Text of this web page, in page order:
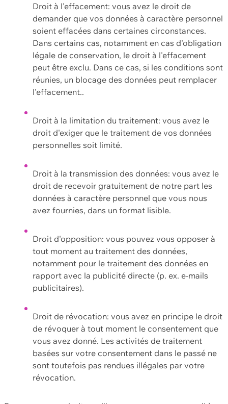
Droit à l'effacement: vous avez le droit de
demander que vos données à caractère personnel
soient effacées dans certaines circonstances.
Dans certains cas, notamment en cas d'obligation
légale de conservation, le droit à l'effacement
peut être exclu. Dans ce cas, si les conditions sont
réunies, un blocage des données peut remplacer
l'effacement..
Droit à la limitation du traitement: vous avez le
droit d'exiger que le traitement de vos données
personnelles soit limité.
Droit à la transmission des données: vous avez le
droit de recevoir gratuitement de notre part les
données à caractère personnel que vous nous
avez fournies, dans un format lisible.
Droit d'opposition: vous pouvez vous opposer à
tout moment au traitement des données,
notamment pour le traitement des données en
rapport avec la publicité directe (p. ex. e-mails
publicitaires).
Droit de révocation: vous avez en principe le droit
de révoquer à tout moment le consentement que
vous avez donné. Les activités de traitement
basées sur votre consentement dans le passé ne
sont toutefois pas rendues illégales par votre
révocation.